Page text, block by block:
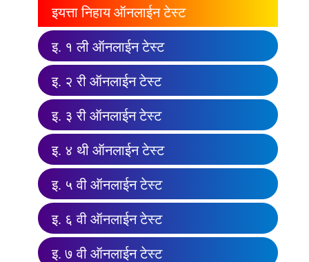
इयत्ता निहाय ऑनलाईन टेस्ट
इ. १ ली ऑनलाईन टेस्ट
इ. २ री ऑनलाईन टेस्ट
इ. ३ री ऑनलाईन टेस्ट
इ. ४ थी ऑनलाईन टेस्ट
इ. ५ वी ऑनलाईन टेस्ट
इ. ६ वी ऑनलाईन टेस्ट
इ. ७ वी ऑनलाईन टेस्ट